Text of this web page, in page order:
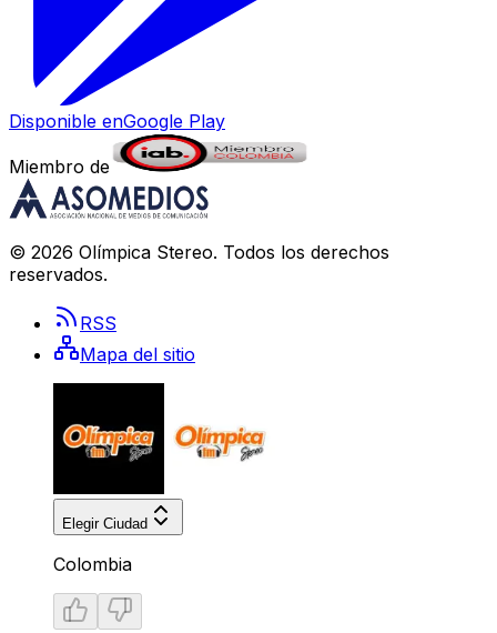
Disponible enGoogle Play
Miembro de
© 2026 Olímpica Stereo. Todos los derechos
reservados.
RSS
Mapa del sitio
Elegir Ciudad
Colombia